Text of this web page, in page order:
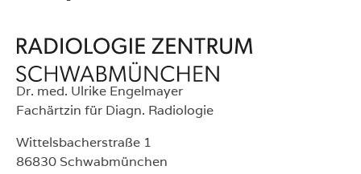
Dr. med. Ulrike Engelmayer
Fachärtzin für Diagn. Radiologie
Wittelsbacherstraße 1
86830 Schwabmünchen